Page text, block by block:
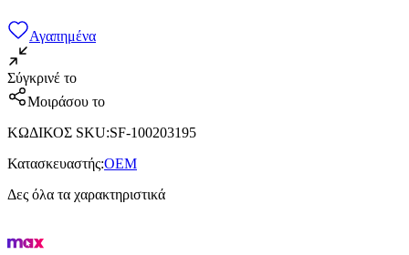
Αγαπημένα
Σύγκρινέ το
Μοιράσου το
ΚΩΔΙΚΟΣ SKU:SF-100203195
Κατασκευαστής:OEM
Δες όλα τα χαρακτηριστικά